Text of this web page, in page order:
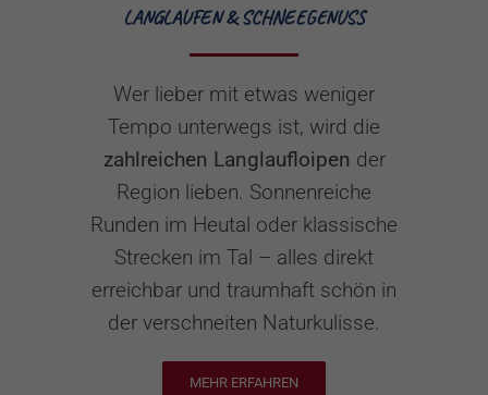
LANGLAUFEN & SCHNEEGENUSS
Wer lieber mit etwas weniger
Tempo unterwegs ist, wird die
zahlreichen Langlaufloipen der
Region lieben. Sonnenreiche
Runden im Heutal oder klassische
Strecken im Tal – alles direkt
erreichbar und traumhaft schön in
der verschneiten Naturkulisse.
MEHR ERFAHREN